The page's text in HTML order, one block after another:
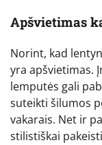
Apšvietimas
Norint, kad
yra apšvietimas.
lemputės gali
suteikti šilumos
vakarais. Net ir
stilistiškai